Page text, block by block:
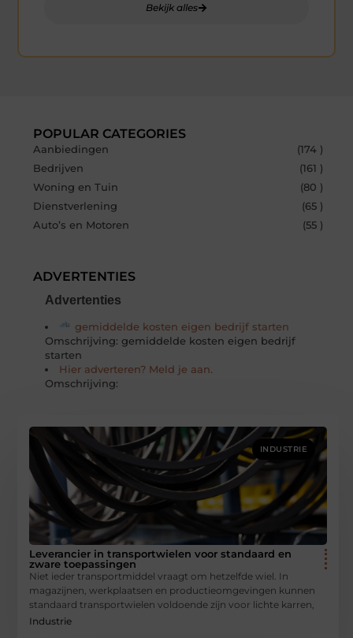
Bekijk alles
POPULAR CATEGORIES
Aanbiedingen
(174 )
Bedrijven
(161 )
Woning en Tuin
(80 )
Dienstverlening
(65 )
Auto’s en Motoren
(55 )
ADVERTENTIES
Advertenties
gemiddelde kosten eigen bedrijf starten
Omschrijving: gemiddelde kosten eigen bedrijf
starten
Hier adverteren? Meld je aan.
Omschrijving:
INDUSTRIE
Leverancier in transportwielen voor standaard en
zware toepassingen
Niet ieder transportmiddel vraagt om hetzelfde wiel. In
magazijnen, werkplaatsen en productieomgevingen kunnen
standaard transportwielen voldoende zijn voor lichte karren,
Industrie